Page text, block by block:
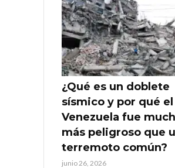
¿Qué es un doblete
sísmico y por qué
Venezuela fue
más peligroso que
terremoto común?
junio 26, 2026